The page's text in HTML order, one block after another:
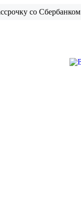
со Сбербанком